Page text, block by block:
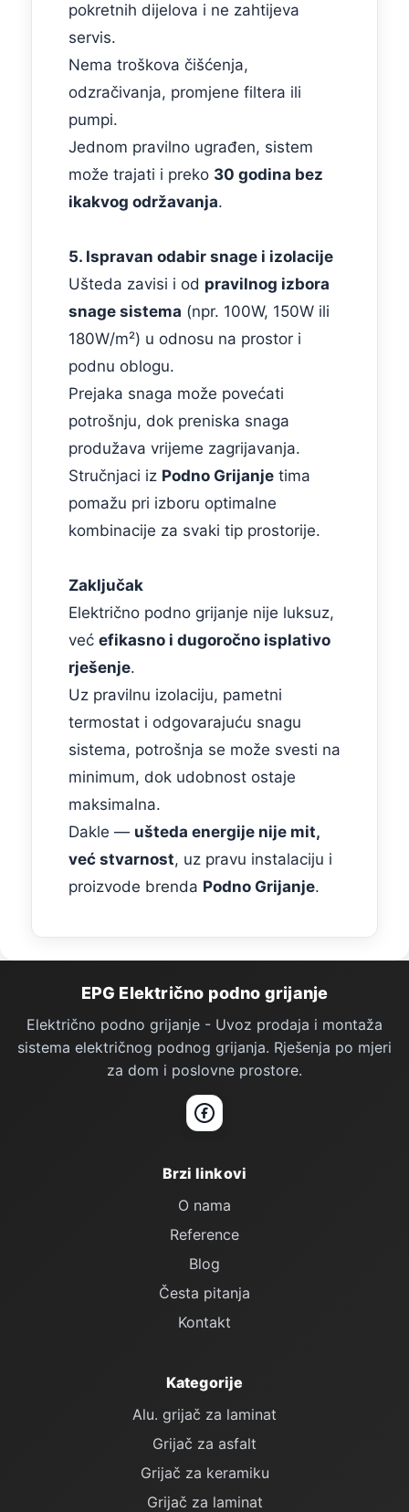
pokretnih dijelova i ne zahtijeva
servis.
Nema troškova čišćenja,
odzračivanja, promjene filtera ili
pumpi.
Jednom pravilno ugrađen, sistem
može trajati i preko 30 godina bez
ikakvog održavanja.
5. Ispravan odabir snage i izolacije
Ušteda zavisi i od pravilnog izbora
snage sistema (npr. 100W, 150W ili
180W/m²) u odnosu na prostor i
podnu oblogu.
Prejaka snaga može povećati
potrošnju, dok preniska snaga
produžava vrijeme zagrijavanja.
Stručnjaci iz Podno Grijanje tima
pomažu pri izboru optimalne
kombinacije za svaki tip prostorije.
Zaključak
Električno podno grijanje nije luksuz,
već efikasno i dugoročno isplativo
rješenje.
Uz pravilnu izolaciju, pametni
termostat i odgovarajuću snagu
sistema, potrošnja se može svesti na
minimum, dok udobnost ostaje
maksimalna.
Dakle — ušteda energije nije mit,
već stvarnost, uz pravu instalaciju i
proizvode brenda Podno Grijanje.
Podno Grijanje — podnožje stranice
EPG Električno podno grijanje
Električno podno grijanje - Uvoz prodaja i montaža
sistema električnog podnog grijanja. Rješenja po mjeri
za dom i poslovne prostore.
Facebook
Brzi linkovi
O nama
Reference
Blog
Česta pitanja
Kontakt
Kategorije
Alu. grijač za laminat
Grijač za asfalt
Grijač za keramiku
Grijač za laminat